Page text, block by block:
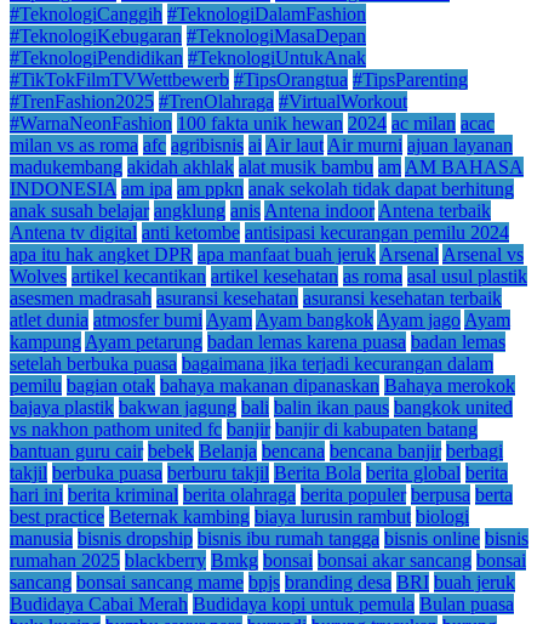
#TeknologiCanggih #TeknologiDalamFashion
#TeknologiKebugaran #TeknologiMasaDepan
#TeknologiPendidikan #TeknologiUntukAnak
#TikTokFilmTVWettbewerb #TipsOrangtua #TipsParenting
#TrenFashion2025 #TrenOlahraga #VirtualWorkout
#WarnaNeonFashion 100 fakta unik hewan 2024 ac milan acac
milan vs as roma afc agribisnis ai Air laut Air murni ajuan layanan
madukembang akidah akhlak alat musik bambu am AM BAHASA
INDONESIA am ipa am ppkn anak sekolah tidak dapat berhitung
anak susah belajar angklung anis Antena indoor Antena terbaik
Antena tv digital anti ketombe antisipasi kecurangan pemilu 2024
apa itu hak angket DPR apa manfaat buah jeruk Arsenal Arsenal vs
Wolves artikel kecantikan artikel kesehatan as roma asal usul plastik
asesmen madrasah asuransi kesehatan asuransi kesehatan terbaik
atlet dunia atmosfer bumi Ayam Ayam bangkok Ayam jago Ayam
kampung Ayam petarung badan lemas karena puasa badan lemas
setelah berbuka puasa bagaimana jika terjadi kecurangan dalam
pemilu bagian otak bahaya makanan dipanaskan Bahaya merokok
bajaya plastik bakwan jagung bali balin ikan paus bangkok united
vs nakhon pathom united fc banjir banjir di kabupaten batang
bantuan guru cair bebek Belanja bencana bencana banjir berbagi
takjil berbuka puasa berburu takjil Berita Bola berita global berita
hari ini berita kriminal berita olahraga berita populer berpusa berta
best practice Beternak kambing biaya lurusin rambut biologi
manusia bisnis dropship bisnis ibu rumah tangga bisnis online bisnis
rumahan 2025 blackberry Bmkg bonsai bonsai akar sancang bonsai
sancang bonsai sancang mame bpjs branding desa BRI buah jeruk
Budidaya Cabai Merah Budidaya kopi untuk pemula Bulan puasa